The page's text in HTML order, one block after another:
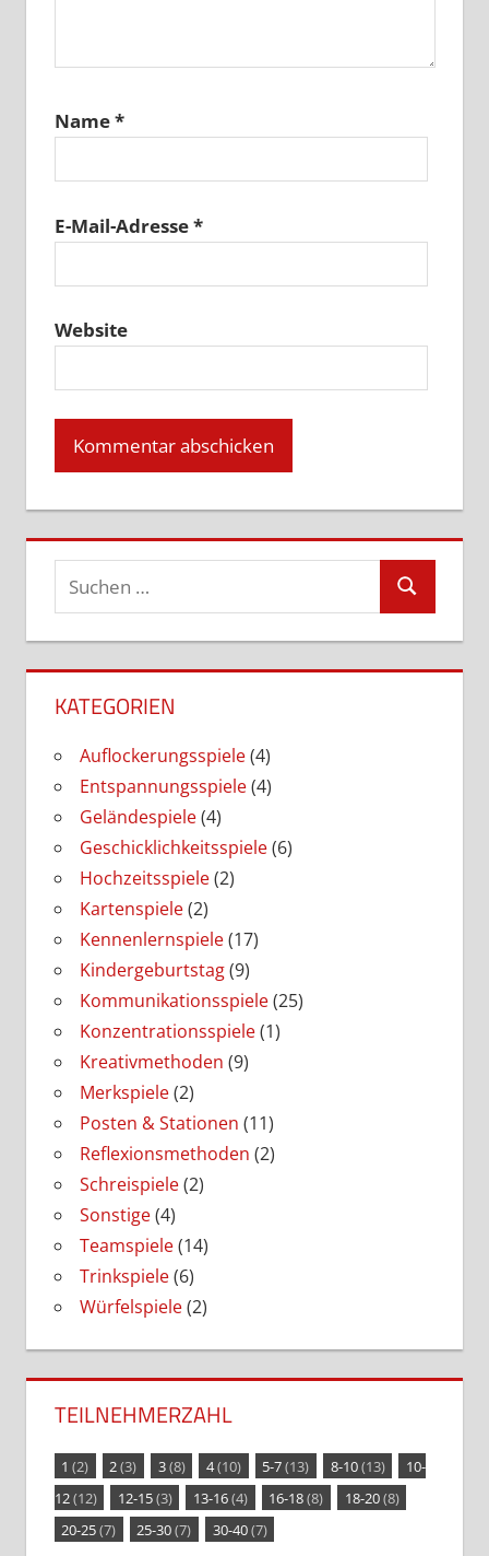
Name*
E-Mail-Adresse*
Website
Suchen
nach:
Suchen
KATEGORIEN
Auflockerungsspiele(4)
Entspannungsspiele(4)
Geländespiele(4)
Geschicklichkeitsspiele(6)
Hochzeitsspiele(2)
Kartenspiele(2)
Kennenlernspiele(17)
Kindergeburtstag(9)
Kommunikationsspiele(25)
Konzentrationsspiele(1)
Kreativmethoden (9)
Merkspiele(2)
Posten & Stationen (11)
Reflexionsmethoden (2)
Schreispiele(2)
Sonstige(4)
Teamspiele(14)
Trinkspiele(6)
Würfelspiele(2)
TEILNEHMERZAHL
1 (2) 2(3) 3(8) 4(10) 5-7(13) 8-10(13)
10-
12(12) 12-15(3) 13-16(4) 16-18(8) 18-20(8)
20-25(7) 25-30(7) 30-40(7)